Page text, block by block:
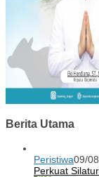
Berita Utama
Peristiwa09/
Perkuat